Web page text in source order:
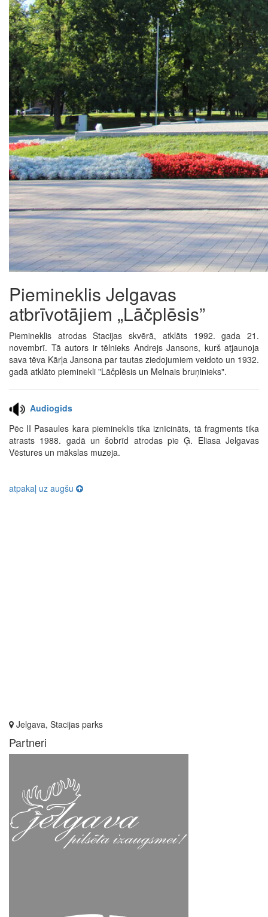
Piemineklis Jelgavas
atbrīvotājiem „Lāčplēsis”
Piemineklis atrodas Stacijas skvērā, atklāts 1992. gada 21.
novembrī. Tā autors ir tēlnieks Andrejs Jansons, kurš atjaunoja
sava tēva Kārļa Jansona par tautas ziedojumiem veidoto un 1932.
gadā atklāto pieminekli "Lāčplēsis un Melnais bruņinieks".
Audiogids
Pēc II Pasaules kara piemineklis tika iznīcināts, tā fragments tika
atrasts 1988. gadā un šobrīd atrodas pie Ģ. Eliasa Jelgavas
Vēstures un mākslas muzeja.
atpakaļ uz augšu
Jelgava, Stacijas parks
Partneri